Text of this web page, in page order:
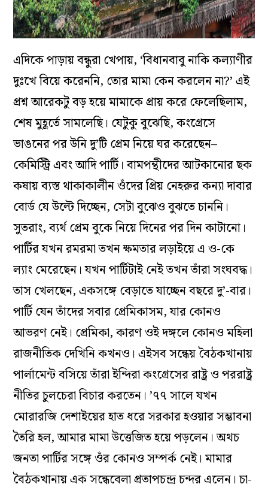
এদিকে পাড়ায় বন্ধুরা খেপায়, ‘বিধানবাবু নাকি কল্যাণীর
দুঃখে বিয়ে করেননি, তোর মামা কেন করলেন না?’ এই
প্রশ্ন আরেকটু বড় হয়ে মামাকে প্রায় করে ফেলেছিলাম,
শেষ মুহূর্তে সামলেছি। যেটুকু বুঝেছি, কংগ্রেসে
ভাঙনের পর উনি দু’টি প্রেম নিয়ে ঘর করেছেন–
কেমিস্ট্রি এবং আদি পার্টি। বামপন্থীদের আটকানোর ছক
কষায় ব্যস্ত থাকাকালীন ওঁদের প্রিয় নেহরুর কন্যা দাবার
বোর্ড যে উল্টেদিচ্ছেন, সেটা বুঝেও বুঝতে চাননি।
সুতরাং, ব্যর্থ প্রেম বুকে নিয়ে দিনের পর দিন কাটানো।
পার্টির যখন রমরমা তখন ক্ষমতার লড়াইয়ে এ ও-কে
ল্যাং মেরেছেন। যখন পার্টিটাই নেই তখন তাঁরাসংঘবদ্ধ।
তাস খেলছেন, একসঙ্গে বেড়াতে যাচ্ছেন বছরে দু’-বার।
পার্টি যেন তাঁদের সবার প্রেমিকাসম, যার কোনও
আভরণ নেই। প্রেমিকা, কারণ ওই দঙ্গলে কোনও মহিলা
রাজনীতিক দেখিনি কখনও। এইসব সন্ধেয় বৈঠকখানায়
পার্লামেন্ট বসিয়ে তাঁরা ইন্দিরা কংগ্রেসের রাষ্ট্র ও পররাষ্ট্র
নীতির চুলচেরা বিচার করতেন। ’৭৭ সালে যখন
মোরারজি দেশাইয়ের হাত ধরে সরকার হওয়ার সম্ভাবনা
তৈরি হল, আমার মামা উত্তেজিত হয়ে পড়লেন। অথচ
জনতা পার্টির সঙ্গে ওঁর কোনও সম্পর্ক নেই। মামার
বৈঠকখানায় এক সন্ধেবেলা প্রতাপচন্দ্রচন্দরএলেন। চা-